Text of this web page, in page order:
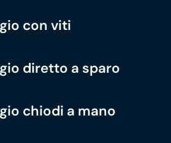
con viti
diretto a sparo
chiodi a mano